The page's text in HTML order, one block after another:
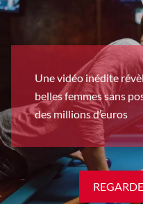
Une vidéo inédite
belles femmes sans
des millions d’euros